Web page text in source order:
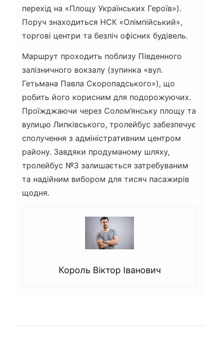
перехід на «Площу Українських Героїв»).
Поруч знаходиться НСК «Олімпійський»,
торгові центри та безліч офісних будівель.
Маршрут проходить поблизу Південного
залізничного вокзалу (зупинка «вул.
Гетьмана Павла Скоропадського»), що
робить його корисним для подорожуючих.
Проїжджаючи через Солом’янську площу та
вулицю Липківського, тролейбус забезпечує
сполучення з адміністративним центром
району. Завдяки продуманому шляху,
тролейбус №3 залишається затребуваним
та надійним вибором для тисяч пасажирів
щодня.
Король Віктор Іванович